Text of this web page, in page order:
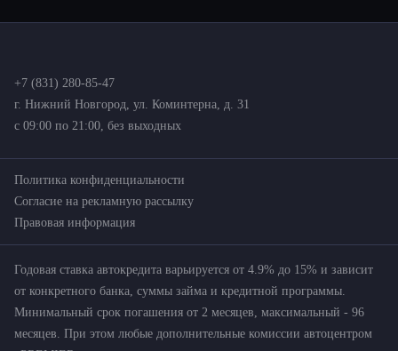
+7 (831) 280-85-47
г. Нижний Новгород, ул. Коминтерна, д. 31
с 09:00 по 21:00, без выходных
Политика конфиденциальности
Согласие на рекламную рассылку
Правовая информация
Годовая ставка автокредита варьируется от 4.9% до 15% и зависит
от конкретного банка, суммы займа и кредитной программы.
Минимальный срок погашения от 2 месяцев, максимальный - 96
месяцев. При этом любые дополнительные комиссии автоцентром